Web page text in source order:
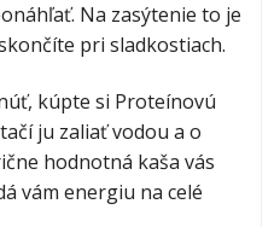
Na zasýtenie to je
pri sladkostiach.
kúpte si Proteínovú
ju zaliať vodou a o
hodnotná kaša vás
vám energiu na celé